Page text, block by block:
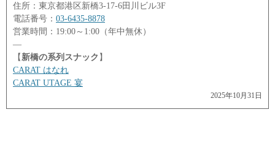
住所：東京都港区新橋3-17-6田川ビル3F
電話番号： 03-6435-8878
営業時間：19:00～1:00（年中無休）
―
【 新橋の系列スナック 】
CARAT はなれ
CARAT UTAGE 宴
2025年10月31日